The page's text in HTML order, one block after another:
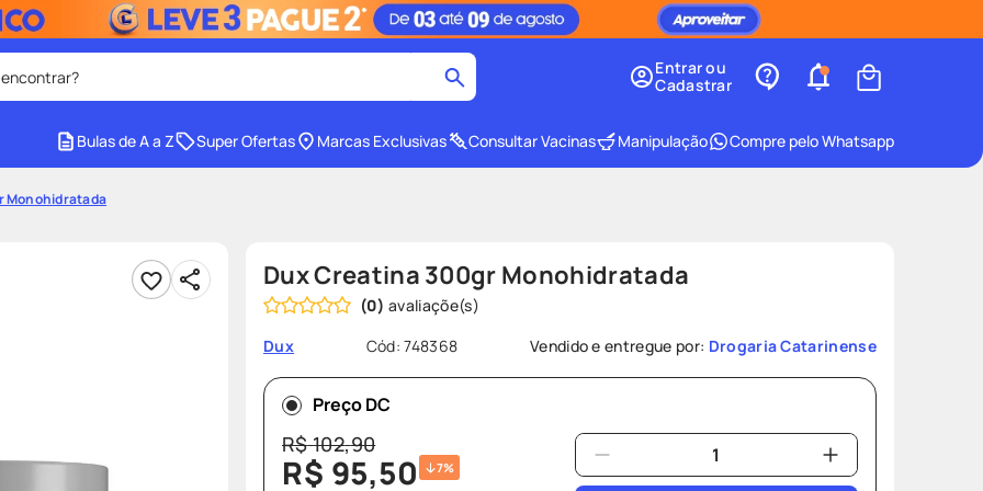
8º
protetor solar
Entrar ou
Cadastrar
Bulas de A a Z Super Ofertas Marcas Exclusivas Consultar Vacinas Manipulação Compre pelo Whatsapp
Monohidratada
Dux Creatina 300gr Monohidratada
(0)
Dux
Cód:748368 Vendido e entregue por: Drogaria Catarinense
Preço DC
R$102,90
R$ 95,50 7%